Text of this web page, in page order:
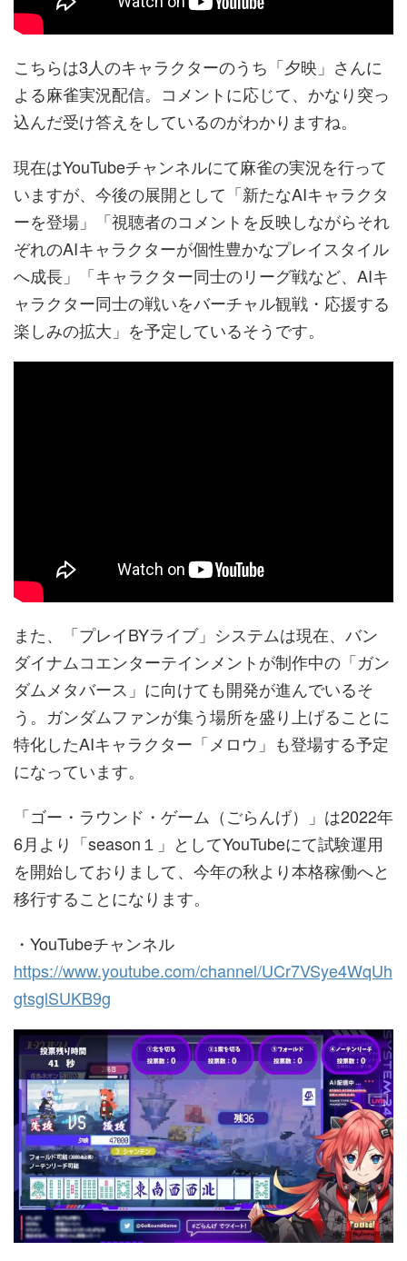
こちらは3人のキャラクターのうち「夕映」さんに
よる麻雀実況配信。コメントに応じて、かなり突っ
込んだ受け答えをしているのがわかりますね。
現在はYouTubeチャンネルにて麻雀の実況を行って
いますが、今後の展開として「新たなAIキャラクタ
ーを登場」「視聴者のコメントを反映しながらそれ
ぞれのAIキャラクターが個性豊かなプレイスタイル
へ成長」「キャラクター同士のリーグ戦など、AIキ
ャラクター同士の戦いをバーチャル観戦・応援する
楽しみの拡大」を予定しているそうです。
また、「プレイBYライブ」システムは現在、バン
ダイナムコエンターテインメントが制作中の「ガン
ダムメタバース」に向けても開発が進んでいるそ
う。ガンダムファンが集う場所を盛り上げることに
特化したAIキャラクター「メロウ」も登場する予定
になっています。
「ゴー・ラウンド・ゲーム（ごらんげ）」は2022年
6月より「season１」としてYouTubeにて試験運用
を開始しておりまして、今年の秋より本格稼働へと
移行することになります。
・YouTubeチャンネル
https://www.youtube.com/channel/UCr7VSye4WqUh
gtsglSUKB9g